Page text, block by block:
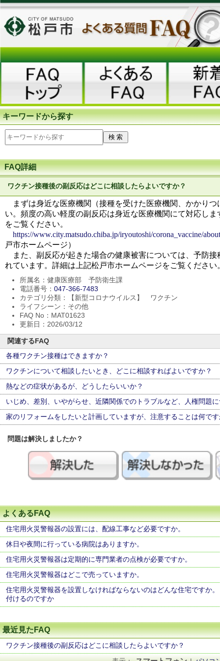
キーワードから探す
FAQ詳細
ワクチン接種後の副反応はどこに相談したらよいですか？
まずは身近な医療機関（接種を受けた医療機関、かかり
い。頻度の高い軽度の副反応は身近な医療機関にて対応し
をご覧ください。
https://www.city.matsudo.chiba.jp/iryoutoshi/corona_vaccine/
戸市ホームページ）
また、副反応が起きた場合の健康被害については、予防
れています。詳細は上記松戸市ホームページをご覧ください
所属名：健康医療部 予防衛生課
電話番号： 047-366-7483
カテゴリ分類：【新型コロナウイルス】 ワクチン
ライフシーン：その他
FAQ No：MAT01623
更新日：2026/03/12
関連するFAQ
各種ワクチン接種はできますか？
ワクチンについて相談したいとき、どこに相談すればよいですか？
熱などの症状があるが、どうしたらいいか？
いじめ、差別、いやがらせ、近隣関係でのトラブルなど、人権問題
家のリフォームをしたいと計画していますが、注意することは何で
問題は解決しましたか？
よくあるFAQ
住宅用火災警報器の設置には、配線工事など必要ですか。
休日や夜間に行っている病院はありますか。
住宅用火災警報器は定期的に専門業者の点検が必要ですか。
住宅用火災警報器はどこで売っていますか。
住宅用火災警報器を設置しなければならないのはどんな住宅ですか
付けるのですか
最近見たFAQ
ワクチン接種後の副反応はどこに相談したらよいですか？